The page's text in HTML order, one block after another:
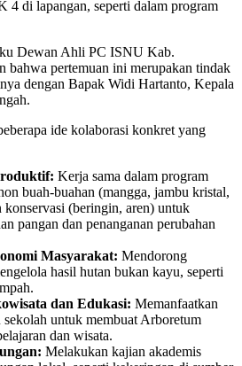
4 di lapangan, seperti dalam program
Dewan Ahli PC ISNU Kab.
bahwa pertemuan ini merupakan tindak
dengan Bapak Widi Hartanto, Kepala
ide kolaborasi konkret yang
Kerja sama dalam program
buah-buahan (mangga, jambu kristal,
konservasi (beringin, aren) untuk
pangan dan penanganan perubahan
Masyarakat: Mendorong
hasil hutan bukan kayu, seperti
dan Edukasi: Memanfaatkan
sekolah untuk membuat Arboretum
dan wisata.
Melakukan kajian akademis